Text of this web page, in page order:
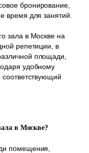
бронирование,
время для занятий.
зала в Москве на
репетиции, в
площади,
удобному
в Москве?
помещения,